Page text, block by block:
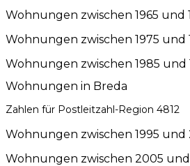
Wohnungen zwischen 1965 und
Wohnungen zwischen 1975 und
Wohnungen zwischen 1985 und
Wohnungen in Breda
Zahlen für Postleitzahl-Region 4812
Wohnungen zwischen 1995 und
Wohnungen zwischen 2005 und